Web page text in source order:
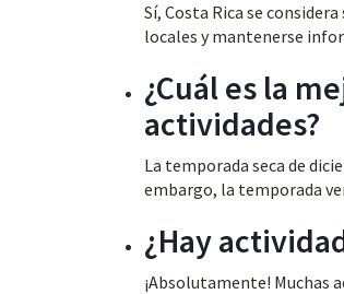
Sí, Costa Rica se
locales y mantenerse
¿Cuál es la
actividades?
La temporada seca de
embargo, la temporada
¿Hay
¡Absolutamente! Muchas